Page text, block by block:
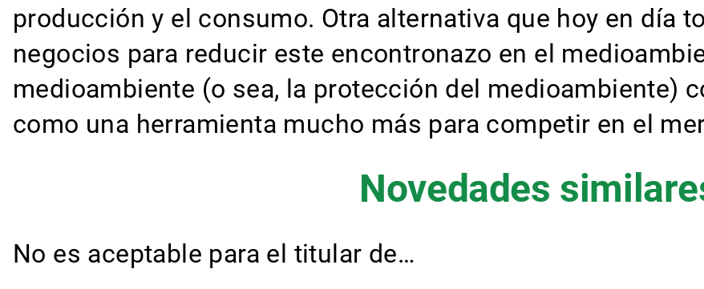
producción y el consumo. Otra alternativa que hoy en día
negocios para reducir este encontronazo en el
medioambiente (o sea, la protección del medioambiente)
como una herramienta mucho más para competir en el
Novedades
No es aceptable para el titular de…